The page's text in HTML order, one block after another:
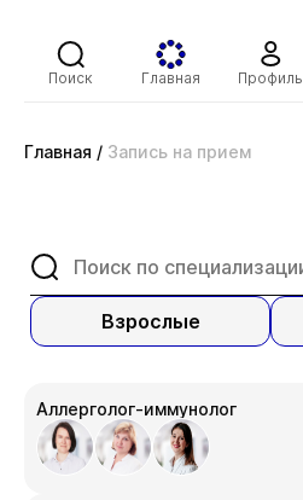
Поиск Главная Профиль
Главная / Запись на прием
Взрослые
Аллерголог-иммунолог